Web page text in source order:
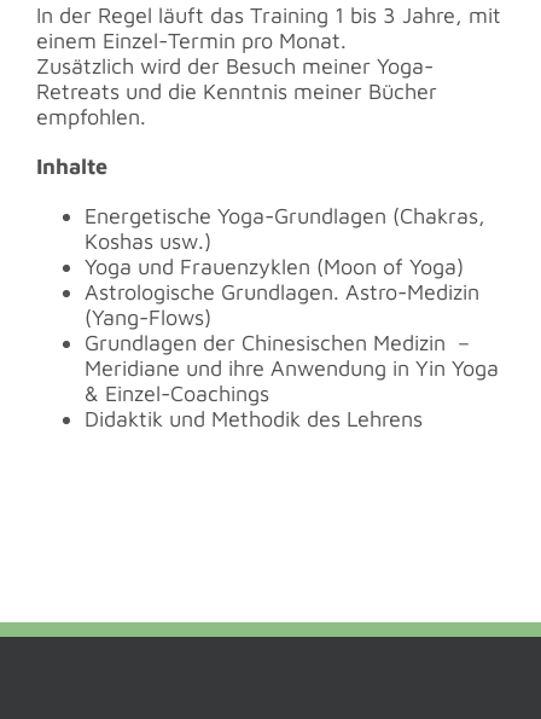
In der Regel läuft das Training 1 bis 3 Jahre, mit
einem Einzel-Termin pro Monat.
Zusätzlich wird der Besuch meiner Yoga-
Retreats und die Kenntnis meiner Bücher
empfohlen.
Inhalte
Energetische Yoga-Grundlagen (Chakras,
Koshas usw.)
Yoga und Frauenzyklen (Moon of Yoga)
Astrologische Grundlagen. Astro-Medizin
(Yang-Flows)
Grundlagen der Chinesischen Medizin –
Meridiane und ihre Anwendung in Yin Yoga
& Einzel-Coachings
Didaktik und Methodik des Lehrens